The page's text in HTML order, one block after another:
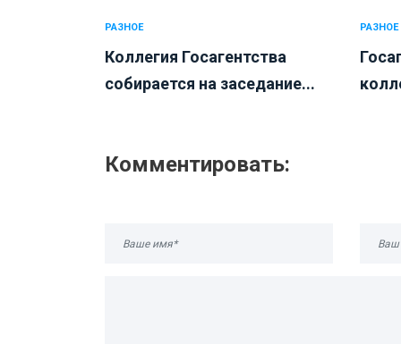
РАЗНОЕ
Коллегия Госагентства
собирается на заседание...
РАЗНОЕ
Комментировать: